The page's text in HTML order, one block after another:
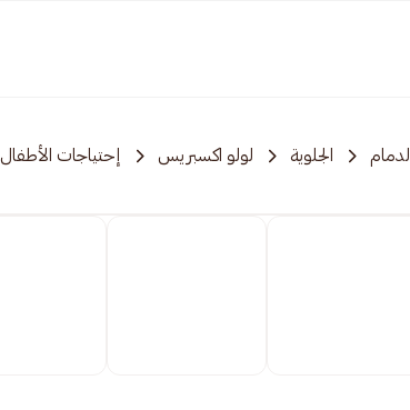
الدمام الجلوية لولو اكسبريس إحتياجات الأطفال